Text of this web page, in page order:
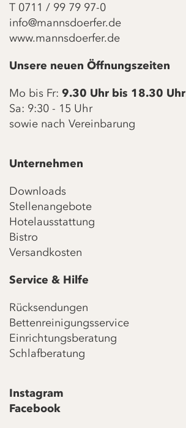
T 0711 / 99 79 97-0
info@mannsdoerfer.de
www.mannsdoerfer.de
Unsere neuen Öffnungszeiten
Mo bis Fr: 9.30 Uhr bis 18.30 Uhr
Sa: 9:30 - 15 Uhr
sowie nach Vereinbarung
Unternehmen
Downloads
Stellenangebote
Hotelausstattung
Bistro
Versandkosten
Service & Hilfe
Rücksendungen
Bettenreinigungsservice
Einrichtungsberatung
Schlafberatung
Instagram
Facebook